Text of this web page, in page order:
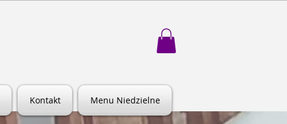
Kontakt Menu Niedzielne